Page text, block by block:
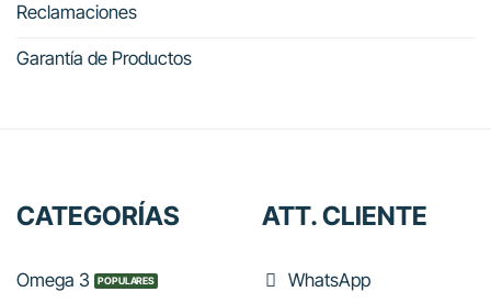
Reclamaciones
Garantía de Productos
CATEGORÍAS
Omega 3
ATT. CLIENTE
WhatsApp